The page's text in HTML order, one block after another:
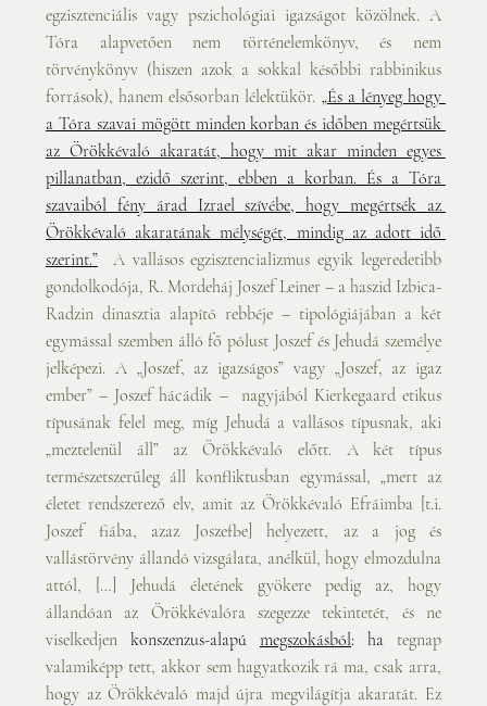
egzisztenciális vagy pszichológiai igazságot közölnek. A
Tóra alapvetően nem történelemkönyv, és nem
törvénykönyv (hiszen azok a sokkal későbbi rabbinikus
források), hanem elsősorban lélektükör. „És a lényeg hogy
a Tóra szavai mögött minden korban és időben megértsük
az Örökkévaló akaratát, hogy mit akar minden egyes
pillanatban, ezidő szerint, ebben a korban. És a Tóra
szavaiból fény árad Izrael szívébe, hogy megértsék az
Örökkévaló akaratának mélységét, mindig az adott idő
szerint.”
A vallásos egzisztencializmus egyik legeredetibb
gondolkodója, R. Mordeháj Joszef Leiner – a haszid Izbica-
Radzin dinasztia alapító rebbéje – tipológiájában a két
egymással szemben álló fő pólust Joszef és Jehudá személye
jelképezi. A „Joszef, az igazságos” vagy „Joszef, az igaz
ember” – Joszef hácádik –  nagyjából Kierkegaard etikus
típusának felel meg, míg Jehudá a vallásos típusnak, aki
„meztelenül áll” az Örökkévaló előtt. A két típus
természetszerűleg áll konfliktusban egymással, „mert az
életet rendszerező elv, amit az Örökkévaló Efráimba [t.i.
Joszef fiába, azaz Joszefbe] helyezett, az a jog és
vallástörvény állandó vizsgálata, anélkül, hogy elmozdulna
attól, […] Jehudá életének gyökere pedig az, hogy
állandóan az Örökkévalóra szegezze tekintetét, és ne
viselkedjen konszenzus-alapú megszokásból: ha tegnap
valamiképp tett, akkor sem hagyatkozik rá ma, csak arra,
hogy az Örökkévaló majd újra megvilágítja akaratát. Ez